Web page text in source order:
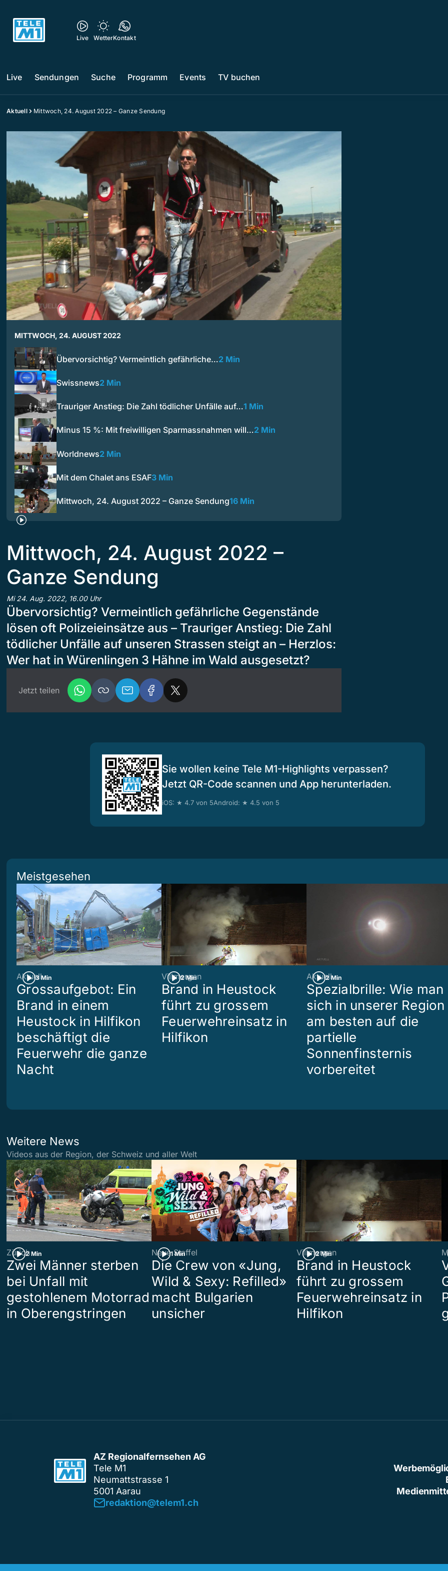
Live WetterKontakt
Live Sendungen Suche Programm Events TV buchen
Aktuell Mittwoch, 24. August 2022 – Ganze Sendung
MITTWOCH, 24. AUGUST 2022
Übervorsichtig? Vermeintlich gefährliche…2 Min
Swissnews2 Min
Trauriger Anstieg: Die Zahl tödlicher Unfälle auf…1 Min
Minus 15 %: Mit freiwilligen Sparmassnahmen will…2 Min
Worldnews2 Min
Mit dem Chalet ans ESAF3 Min
Mittwoch, 24. August 2022 – Ganze Sendung16 Min
Mittwoch, 24. August 2022 –
Ganze Sendung
Mi 24. Aug. 2022, 16.00 Uhr
Übervorsichtig? Vermeintlich gefährliche Gegenstände
lösen oft Polizeieinsätze aus – Trauriger Anstieg: Die Zahl
tödlicher Unfälle auf unseren Strassen steigt an – Herzlos:
Wer hat in Würenlingen 3 Hähne im Wald ausgesetzt?
Jetzt teilen
Sie wollen keine Tele M1-Highlights verpassen?
Jetzt QR-Code scannen und App herunterladen.
iOS: ★ 4.7 von 5Android: ★ 4.5 von 5
Meistgesehen
3 Min
Aktuell
Grossaufgebot: Ein
Brand in einem
Heustock in Hilfikon
beschäftigt die
Feuerwehr die ganze
Nacht
2 Min
Villmergen
Brand in Heustock
führt zu grossem
Feuerwehreinsatz in
Hilfikon
2 Min
Aktuell
Spezialbrille: Wie man
sich in unserer Region
am besten auf die
partielle
Sonnenfinsternis
vorbereitet
Weitere News
Videos aus der Region, der Schweiz und aller Welt
2 Min
Zürich
Zwei Männer sterben
bei Unfall mit
gestohlenem Motorrad
in Oberengstringen
1 Min
Neue Staffel
Die Crew von «Jung,
Wild & Sexy: Refilled»
macht Bulgarien
unsicher
2 Min
Villmergen
Brand in Heustock
führt zu grossem
Feuerwehreinsatz in
Hilfikon
AZ Regionalfernsehen AG
Tele M1
Neumattstrasse 1
5001 Aarau
redaktion@telem1.ch